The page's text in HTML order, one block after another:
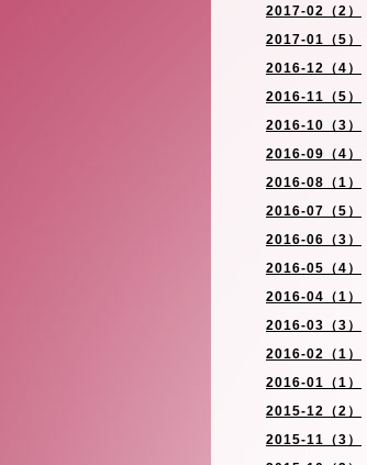
2017-02（2）
2017-01（5）
2016-12（4）
2016-11（5）
2016-10（3）
2016-09（4）
2016-08（1）
2016-07（5）
2016-06（3）
2016-05（4）
2016-04（1）
2016-03（3）
2016-02（1）
2016-01（1）
2015-12（2）
2015-11（3）